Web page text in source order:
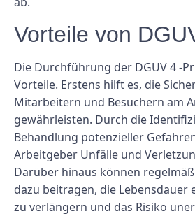
Vorteile von
Die Durchführung der DGUV 4 -
Vorteile. Erstens hilft es, die
Mitarbeitern und Besuchern am
gewährleisten. Durch die
Behandlung potenzieller
Arbeitgeber Unfälle und
Darüber hinaus können
dazu beitragen, die Lebensdauer
zu verlängern und das Risiko